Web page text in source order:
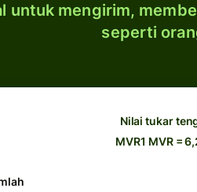
untuk mengirim,
seperti
Nilai tukar
MVR1 MVR =